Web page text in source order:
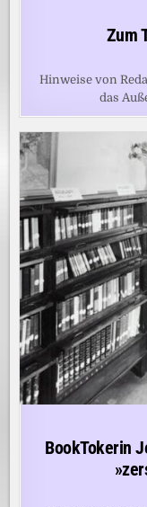
Zum
Hinweise von
das
BookTokerin